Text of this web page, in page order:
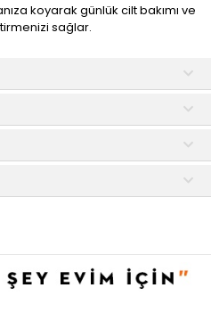
koyarak günlük cilt bakımı ve
sağlar.
şekli, yüz hatlarınızı daha iyi
veya bakımınızın daha
için belirlenmiştir. Toplu alımlar